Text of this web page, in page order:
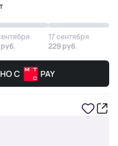
17 сентября
229 руб.